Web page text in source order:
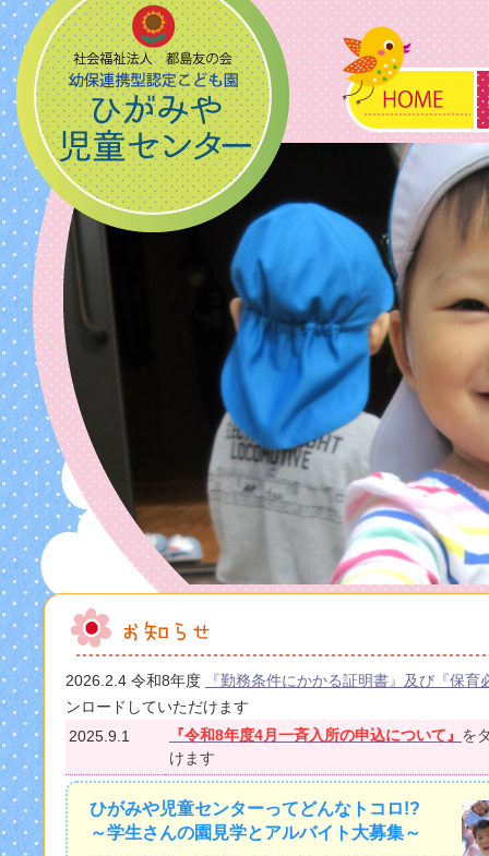
2026.2.4 令和8年度
『勤務条件にかかる証明書』及び『保育
ンロードしていただけます
2025.9.1
『令和8年度4月一斉入所の申込について』 を
けます
ひがみや児童センターってどんなトコロ!?
～学生さんの園見学とアルバイト大募集～